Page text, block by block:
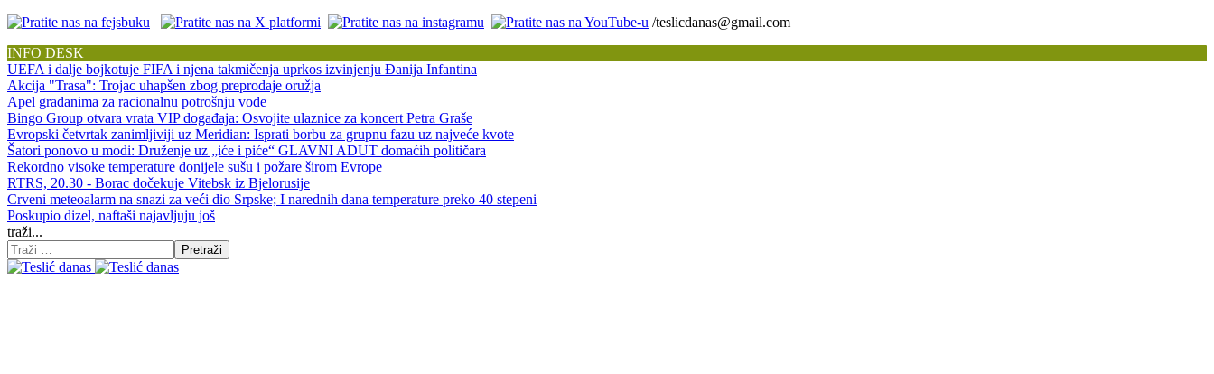
/teslicdanas@gmail.com
INFO DESK
UEFA i dalje bojkotuje FIFA i njena takmičenja uprkos izvinjenju Đanija Infantina
Akcija "Trasa": Trojac uhapšen zbog preprodaje oružja
Apel građanima za racionalnu potrošnju vode
Bingo Group otvara vrata VIP događaja: Osvojite ulaznice za koncert Petra Graše
Evropski četvrtak zanimljiviji uz Meridian: Isprati borbu za grupnu fazu uz najveće kvote
Šatori ponovo u modi: Druženje uz „iće i piće“ GLAVNI ADUT domaćih političara
Rekordno visoke temperature donijele sušu i požare širom Evrope
RTRS, 20.30 - Borac dočekuje Vitebsk iz Bjelorusije
Crveni meteoalarm na snazi za veći dio Srpske; I narednih dana temperature preko 40 stepeni
Poskupio dizel, naftaši najavljuju još
traži...
Pretraži